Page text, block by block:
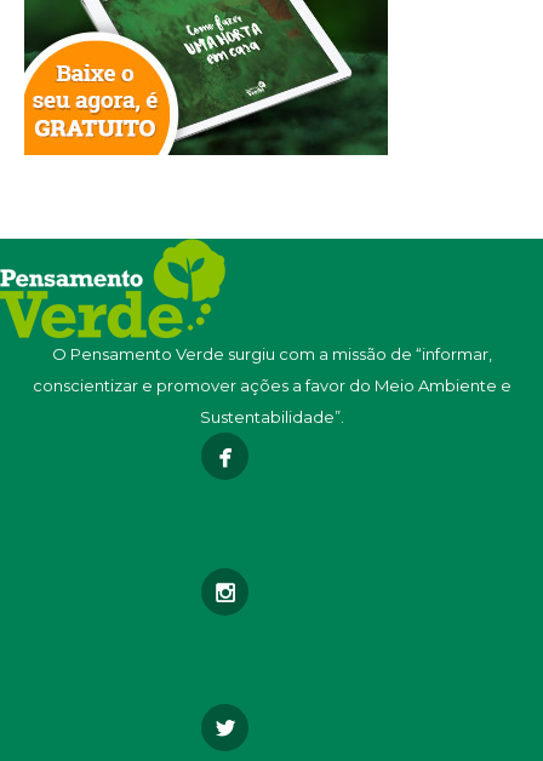
O Pensamento Verde surgiu com a missão de “informar,
conscientizar e promover ações a favor do Meio Ambiente e
Sustentabilidade”.